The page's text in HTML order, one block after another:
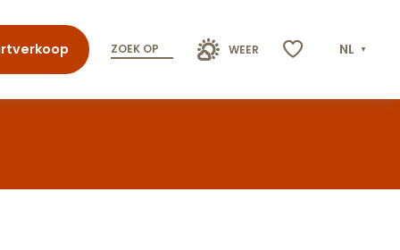
ZOEK OP WEER NL